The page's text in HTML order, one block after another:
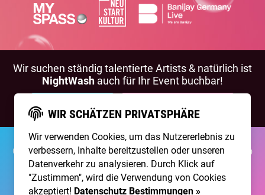
Wir suchen ständig talentierte Artists & natürlich ist
NightWash auch für Ihr Event buchbar!
©2026 Brainpool LiveÜber UnsKontaktMembership
ImpressumDatenschutz
Erstellt mit von 300 Design
WIR SCHÄTZEN PRIVATSPHÄRE
Wir verwenden Cookies, um das Nutzererlebnis zu
verbessern, Inhalte bereitzustellen oder unseren
Datenverkehr zu analysieren. Durch Klick auf
"Zustimmen", wird die Verwendung von Cookies
akzeptiert! Datenschutz Bestimmungen »